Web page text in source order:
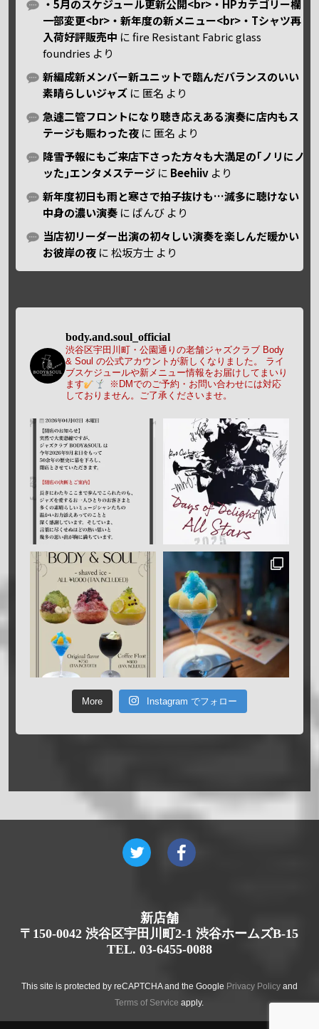
・5月のスケジュール更新公開<br>・HPカテゴリー欄
一部変更<br>・新年度の新メニュー<br>・Tシャツ再
入荷好評販売中 にfire Resistant Fabric glass
foundries より
新編成新メンバー新ユニットで臨んだバランスのいい
素晴らしいジャズ に 匿名 より
急遽二管フロントになり聴き応えある演奏に店内もス
テージも賑わった夜 に 匿名 より
降雪予報にもご来店下さった方々も大満足の｢ノリにノ
ッた｣エンタメステージ に Beehiiv より
新年度初日も雨と寒さで拍子抜けも…滅多に聴けない
中身の濃い演奏 に ばんび より
当店初リーダー出演の初々しい演奏を楽しんだ暖かい
お彼岸の夜 に松坂方士 より
body.and.soul_official
渋谷区宇田川町・公園通りの老舗ジャズクラブ Body
& Soul の公式アカウントが新しくなりました。
ライ
ブスケジュールや新メニュー情報をお届けしてまいり
ます
※DMでのご予約・お問い合わせには対応
しておりません。ご了承くださいませ。
More Instagram でフォロー
新店舗
〒150-0042 渋谷区宇田川町2-1 渋谷ホームズB-15
TEL. 03-6455-0088
This site is protected by reCAPTCHA and the Google Privacy Policyand
Terms of Service apply.